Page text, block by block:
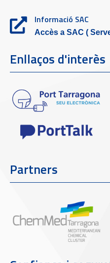
Informació SAC
Accès a SAC (
Enllaços d'interès
Partners